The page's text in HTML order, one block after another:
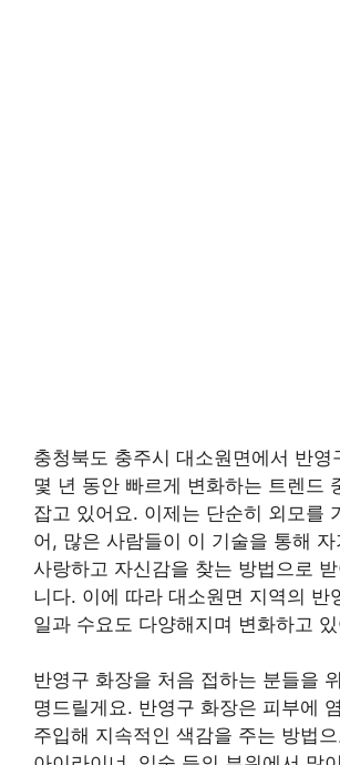
충청북도 충주시 대소원면에서 반영
몇 년 동안 빠르게 변화하는 트렌드
잡고 있어요. 이제는 단순히 외모를
어, 많은 사람들이 이 기술을 통해
사랑하고 자신감을 찾는 방법으로
니다. 이에 따라 대소원면 지역의 반
일과 수요도 다양해지며 변화하고
반영구 화장을 처음 접하는 분들을
명드릴게요. 반영구 화장은 피부에
주입해 지속적인 색감을 주는 방법